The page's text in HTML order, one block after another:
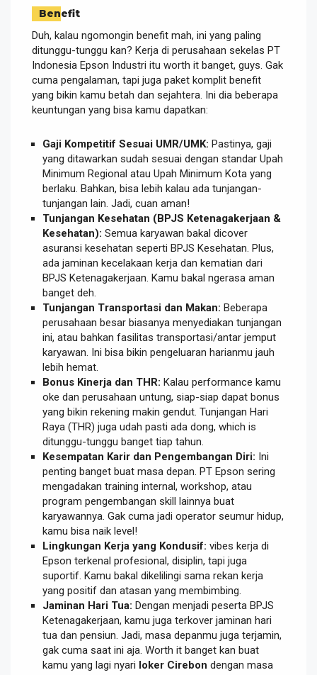
Benefit
Duh, kalau ngomongin benefit mah, ini yang paling
ditunggu-tunggu kan? Kerja di perusahaan sekelas PT
Indonesia Epson Industri itu worth it banget, guys. Gak
cuma pengalaman, tapi juga paket komplit benefit
yang bikin kamu betah dan sejahtera. Ini dia beberapa
keuntungan yang bisa kamu dapatkan:
Gaji Kompetitif Sesuai UMR/UMK: Pastinya, gaji
yang ditawarkan sudah sesuai dengan standar Upah
Minimum Regional atau Upah Minimum Kota yang
berlaku. Bahkan, bisa lebih kalau ada tunjangan-
tunjangan lain. Jadi, cuan aman!
Tunjangan Kesehatan (BPJS Ketenagakerjaan &
Kesehatan): Semua karyawan bakal dicover
asuransi kesehatan seperti BPJS Kesehatan. Plus,
ada jaminan kecelakaan kerja dan kematian dari
BPJS Ketenagakerjaan. Kamu bakal ngerasa aman
banget deh.
Tunjangan Transportasi dan Makan: Beberapa
perusahaan besar biasanya menyediakan tunjangan
ini, atau bahkan fasilitas transportasi/antar jemput
karyawan. Ini bisa bikin pengeluaran harianmu jauh
lebih hemat.
Bonus Kinerja dan THR: Kalau performance kamu
oke dan perusahaan untung, siap-siap dapat bonus
yang bikin rekening makin gendut. Tunjangan Hari
Raya (THR) juga udah pasti ada dong, which is
ditunggu-tunggu banget tiap tahun.
Kesempatan Karir dan Pengembangan Diri: Ini
penting banget buat masa depan. PT Epson sering
mengadakan training internal, workshop, atau
program pengembangan skill lainnya buat
karyawannya. Gak cuma jadi operator seumur hidup,
kamu bisa naik level!
Lingkungan Kerja yang Kondusif: vibes kerja di
Epson terkenal profesional, disiplin, tapi juga
suportif. Kamu bakal dikelilingi sama rekan kerja
yang positif dan atasan yang membimbing.
Jaminan Hari Tua: Dengan menjadi peserta BPJS
Ketenagakerjaan, kamu juga terkover jaminan hari
tua dan pensiun. Jadi, masa depanmu juga terjamin,
gak cuma saat ini aja. Worth it banget kan buat
kamu yang lagi nyari loker Cirebon dengan masa